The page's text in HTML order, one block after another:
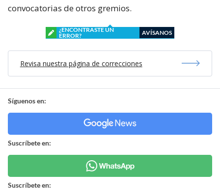
convocatorias de otros gremios.
¿ENCONTRASTE UN
ERROR?
AVÍSANOS
Revisa nuestra página de correcciones
Síguenos en:
Suscríbete en:
Suscríbete en: